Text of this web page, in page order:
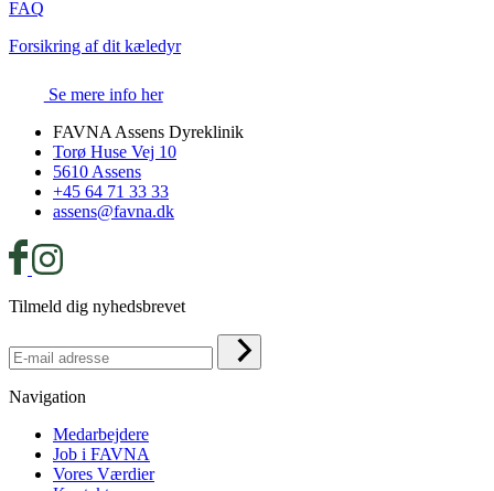
FAQ
Forsikring af dit kæledyr
Se mere info her
FAVNA Assens Dyreklinik
Torø Huse Vej 10
5610 Assens
+45 64 71 33 33
assens@favna.dk
Tilmeld dig nyhedsbrevet
Navigation
Medarbejdere
Job i FAVNA
Vores Værdier